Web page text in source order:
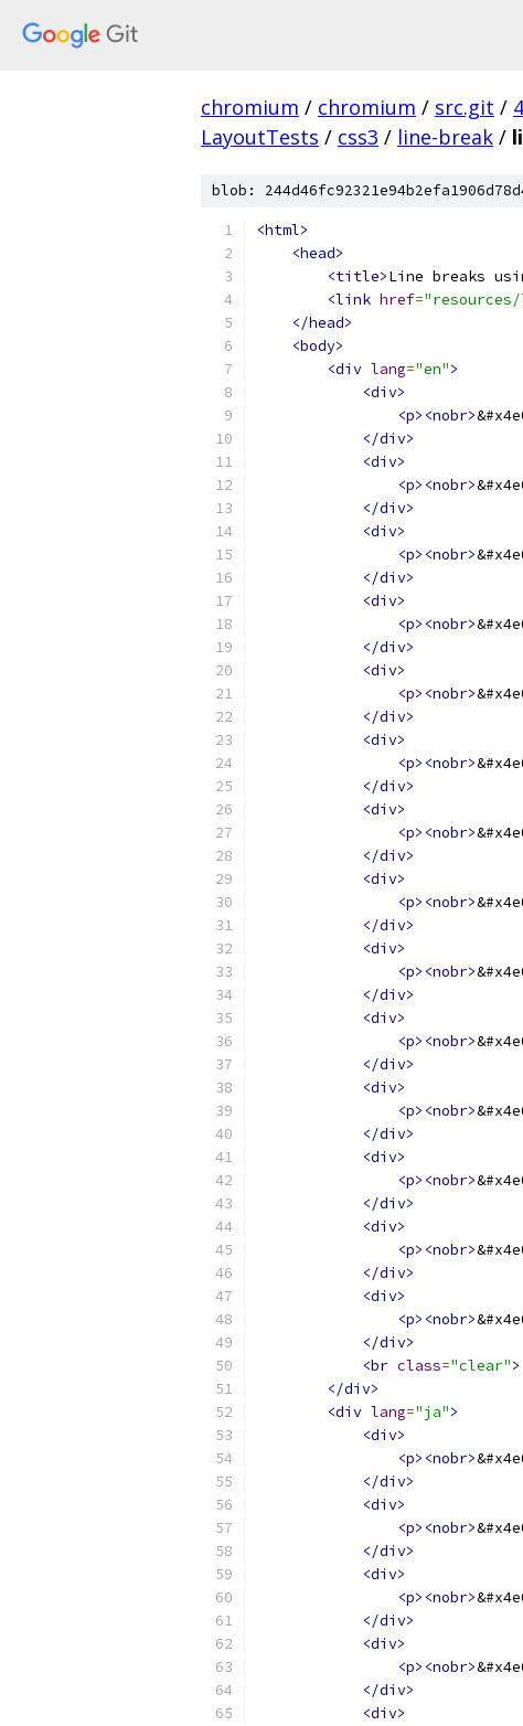
chromium / chromium / src.git /
LayoutTests / css3 / line-break /
blob:
<html>
<head>
<title>Line breaks
<link href=
</head>
<body>
<div lang="en">
<div>
<p><nobr>
</div>
<div>
<p><nobr>
</div>
<div>
<p><nobr>
</div>
<div>
<p><nobr>
</div>
<div>
<p><nobr>
</div>
<div>
<p><nobr>
</div>
<div>
<p><nobr>
</div>
<div>
<p><nobr>
</div>
<div>
<p><nobr>
</div>
<div>
<p><nobr>
</div>
<div>
<p><nobr>
</div>
<div>
<p><nobr>
</div>
<div>
<p><nobr>
</div>
<div>
<p><nobr>
</div>
<br class="clear">
</div>
<div lang="ja">
<div>
<p><nobr>
</div>
<div>
<p><nobr>
</div>
<div>
<p><nobr>
</div>
<div>
<p><nobr>
</div>
<div>